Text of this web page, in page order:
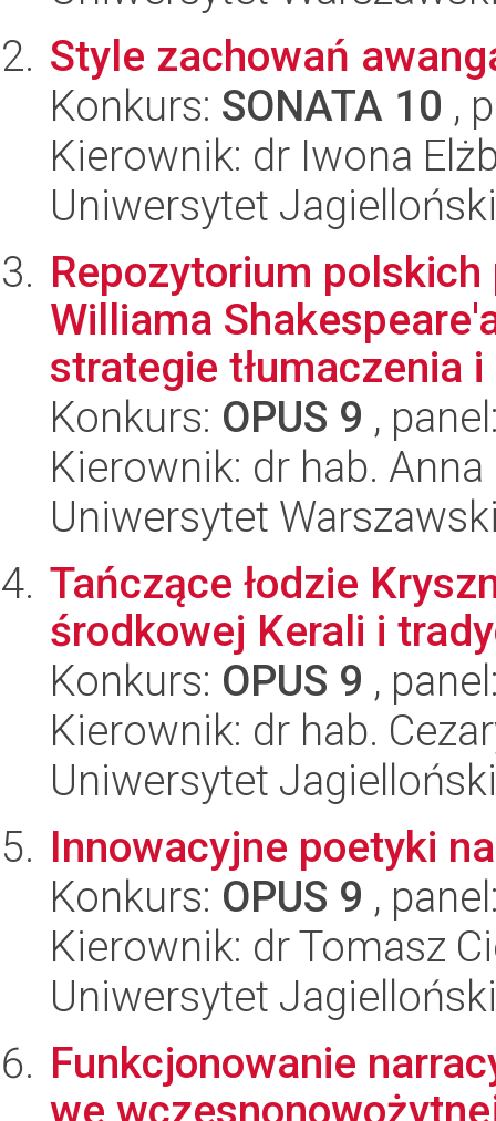
Style zachowań
Konkurs: SONATA 10 ,
Kierownik: dr Iwona
Uniwersytet
Repozytorium
Williama
strategie tłumaczenia
Konkurs: OPUS 9 ,
Kierownik: dr hab.
Uniwersytet
Tańczące łodzie
środkowej Kerali i
Konkurs: OPUS 9 ,
Kierownik: dr hab.
Uniwersytet
Innowacyjne poetyki
Konkurs: OPUS 9 ,
Kierownik: dr Tomasz
Uniwersytet
Funkcjonowanie
we